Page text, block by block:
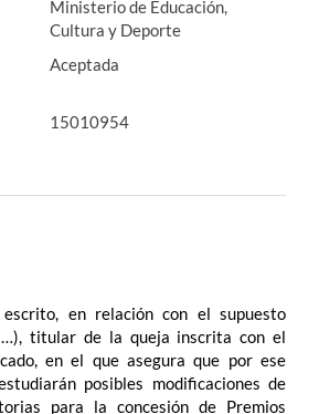
Ministerio de Educación,
Cultura y Deporte
Aceptada
15010954
en relación con el supuesto
titular de la queja inscrita con el
en el que asegura que por ese
posibles modificaciones de
para la concesión de Premios